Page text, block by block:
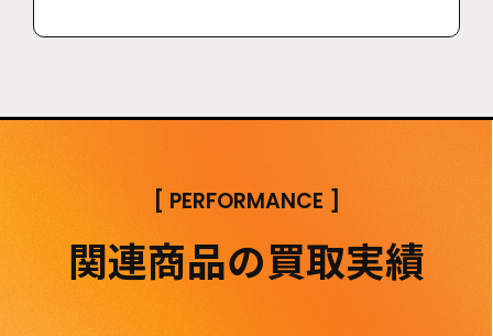
[ PERFORMANCE ]
関連商品の買取実績